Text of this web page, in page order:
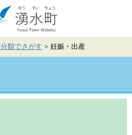
分類でさがす > 妊娠・出産